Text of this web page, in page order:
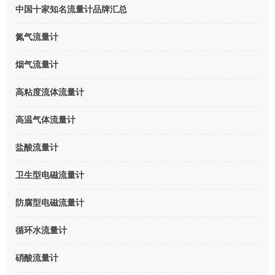
中国十家知名流量计品牌汇总
氮气流量计
烟气流量计
高粘度流体流量计
高温气体流量计
盐酸流量计
卫生型电磁流量计
防腐型电磁流量计
循环水流量计
硝酸流量计